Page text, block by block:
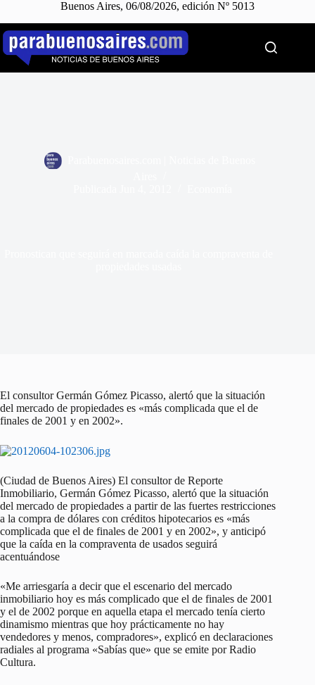
Buenos Aires, 06/08/2026, edición Nº 5013
Saltar
contenido
El consultor Germán Gómez Picasso, alertó que la situación
del mercado de propiedades es «más complicada que el de
finales de 2001 y en 2002».
(Ciudad de Buenos Aires) El consultor de Reporte
Inmobiliario, Germán Gómez Picasso, alertó que la situación
del mercado de propiedades a partir de las fuertes restricciones
a la compra de dólares con créditos hipotecarios es «más
complicada que el de finales de 2001 y en 2002», y anticipó
que la caída en la compraventa de usados seguirá
acentuándose
«Me arriesgaría a decir que el escenario del mercado
inmobiliario hoy es más complicado que el de finales de 2001
y el de 2002 porque en aquella etapa el mercado tenía cierto
dinamismo mientras que hoy prácticamente no hay
vendedores y menos, compradores», explicó en declaraciones
radiales al programa «Sabías que» que se emite por Radio
Cultura.